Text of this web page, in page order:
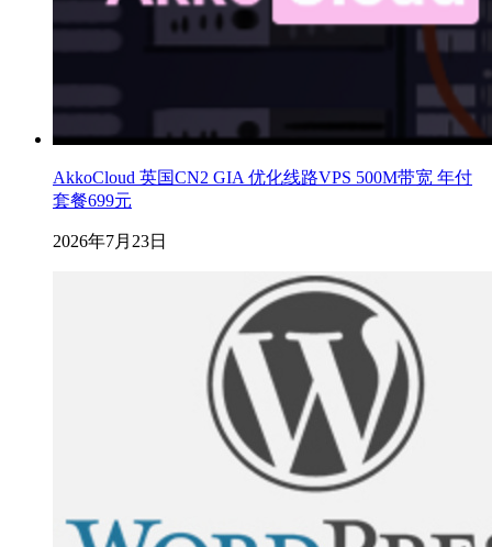
AkkoCloud 英国CN2 GIA 优化线路VPS 500M带宽 年付
套餐699元
2026年7月23日